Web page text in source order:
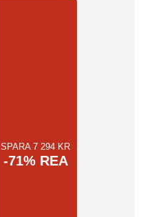
SPARA 7 294 KR
-71% REA